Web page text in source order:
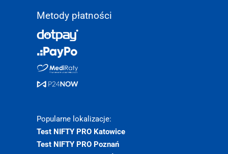
Metody płatności
Popularne lokalizacje:
Test NIFTY PRO Katowice
Test NIFTY PRO Poznań